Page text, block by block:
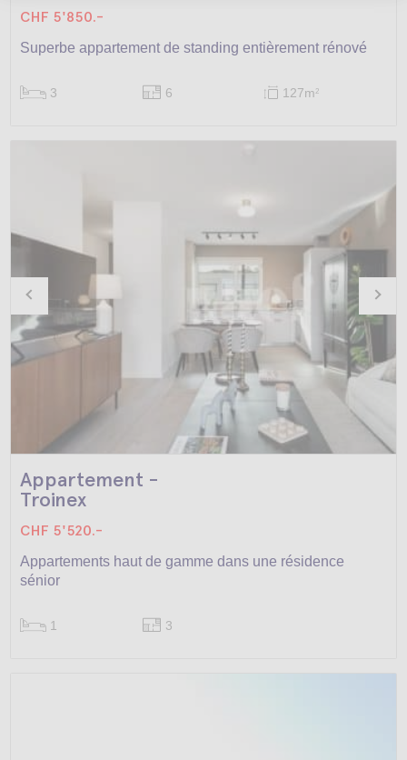
CHF 5'850.-
Superbe appartement de standing entièrement rénové
3 6 127m2
Appartement -
Troinex
CHF 5'520.-
Appartements haut de gamme dans une résidence
sénior
1 3